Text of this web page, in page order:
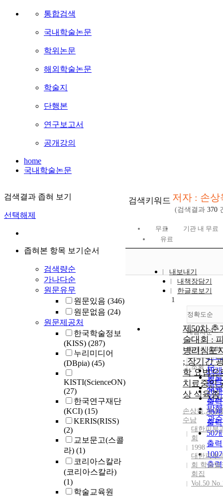
통합검색
국내학술논문
학위논문
해외학술논문
학술지
단행본
연구보고서
공개강의
home
국내학술논문
검색결과 좁혀 보기
선택해제
좁혀본 항목 보기순서
검색량순
가나다순
원문유무
원문있음 (346)
원문없음 (24)
원문제공처
한국학술정보
(KISS) (287)
누리미디어
(DBpia) (45)
KISTI(ScienceON)
(27)
한국연구재단
(KCI) (15)
KERIS(RISS)
(2)
교보문고(스콜
라) (1)
코리아스칼라
(코리아스칼라)
(1)
학술교육원
검색키워드 저자 : 손상
(검색결과 370
무료
기관 내 무료
유료
내보내기
내책장담기
한글로보기
정확도순
정
순
인
순
연
제
저
발
관순
내림차순
내
10개씩 출력
10
출력
20
출력
30
출력
50
출력
100
출력
조회
1
제50차 춘
술대회 :
병리심포
; 장기간
학 요법으
치료중인
상 식육종
손상욱,계영
수남
대한피부
회
1998
대한피부
회 학술발
회집
Vol.50